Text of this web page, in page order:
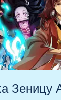
Зеницу